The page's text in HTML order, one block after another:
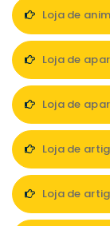
Loja de
Loja de
Loja de
Loja de
Loja de